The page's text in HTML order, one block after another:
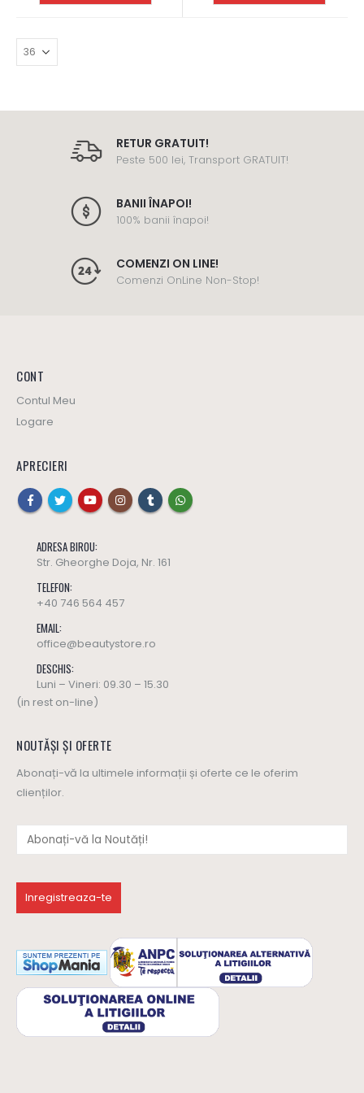
RETUR GRATUIT!
Peste 500 lei, Transport GRATUIT!
BANII ÎNAPOI!
100% banii înapoi!
COMENZI ON LINE!
Comenzi OnLine Non-Stop!
CONT
Contul Meu
Logare
APRECIERI
ADRESA BIROU:
Str. Gheorghe Doja, Nr. 161
TELEFON:
+40 746 564 457
EMAIL:
office@beautystore.ro
DESCHIS:
Luni – Vineri: 09.30 – 15.30
(in rest on-line)
NOUTĂȘI ȘI OFERTE
Abonați-vă la ultimele informații și oferte ce le oferim
clienților.